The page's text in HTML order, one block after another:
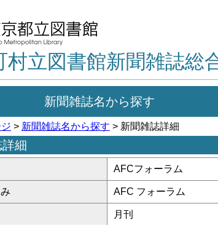
村立図書館新聞雑誌総
新聞雑誌名から探す
> 新聞雑誌名から探す > 新聞雑誌詳細
細
AFCフォーラム
AFC フォーラム
月刊